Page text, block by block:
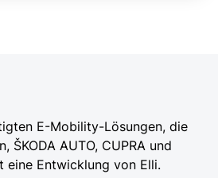
E-Mobility-Lösungen, die
ŠKODA AUTO, CUPRA und
eine Entwicklung von Elli.